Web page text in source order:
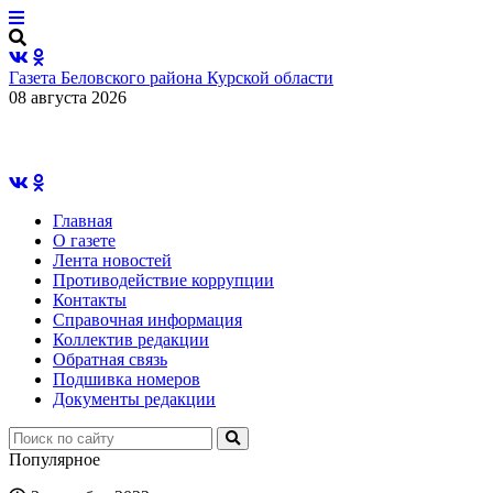
Газета Беловского района Курской области
08 августа 2026
Главная
О газете
Лента новостей
Противодействие коррупции
Контакты
Справочная информация
Коллектив редакции
Обратная связь
Подшивка номеров
Документы редакции
Популярное